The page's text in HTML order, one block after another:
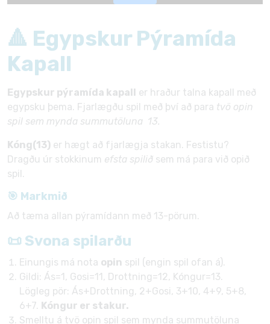
🔺 Egypskur Pýramída
Kapall
Egypskur pýramída kapall er hraður talna kapall með
egypsku þema. Fjarlægðu spil með því að para tvö opin
spil sem mynda summutöluna 13.
Kóng(13) er hægt að fjarlægja stakan. Festistu?
Dragðu úr stokkinum efsta spilið sem má para við opið
spil.
🎯 Markmið
Að tæma allan pýramídann með 13-pörum.
📜 Svona spilarðu
Einungis má nota opin spil (engin spil ofan á).
Gildi: Ás=1, Gosi=11, Drottning=12, Kóngur=13.
Lögleg pör: Ás+Drottning, 2+Gosi, 3+10, 4+9, 5+8,
6+7. Kóngur er stakur.
Smelltu á tvö opin spil sem mynda summutöluna